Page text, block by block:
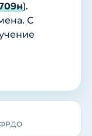
).
С
ФРДО